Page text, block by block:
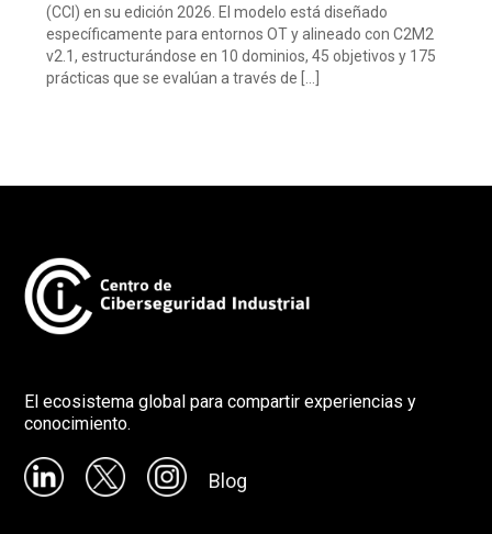
(CCI) en su edición 2026. El modelo está diseñado
específicamente para entornos OT y alineado con C2M2
v2.1, estructurándose en 10 dominios, 45 objetivos y 175
prácticas que se evalúan a través de […]
El ecosistema global para compartir experiencias y
conocimiento.
Blog